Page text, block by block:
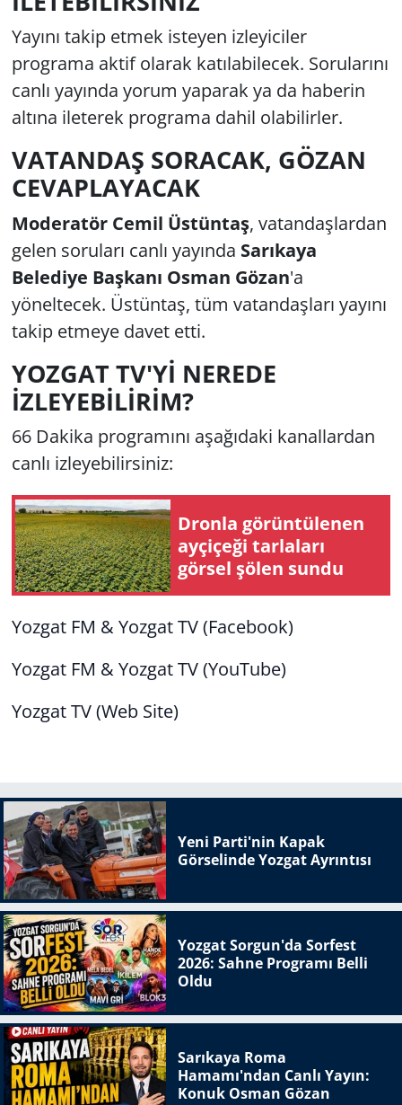
Yayını takip etmek isteyen izleyiciler
programa aktif olarak katılabilecek. Sorularını
canlı yayında yorum yaparak ya da haberin
altına ileterek programa dahil olabilirler.
VATANDAŞ SORACAK, GÖZAN
CEVAPLAYACAK
Moderatör Cemil Üstüntaş, vatandaşlardan
gelen soruları canlı yayında Sarıkaya
Belediye Başkanı Osman Gözan'a
yöneltecek. Üstüntaş, tüm vatandaşları yayını
takip etmeye davet etti.
YOZGAT TV'Yİ NEREDE
İZLEYEBİLİRİM?
66 Dakika programını aşağıdaki kanallardan
canlı izleyebilirsiniz:
Dronla görüntülenen
ayçiçeği tarlaları
görsel şölen sundu
Yozgat FM & Yozgat TV (Facebook)
Yozgat FM & Yozgat TV (YouTube)
Yozgat TV (Web Site)
Yeni Parti'nin Kapak
Görselinde Yozgat Ayrıntısı
Yozgat Sorgun'da Sorfest
2026: Sahne Programı Belli
Oldu
Sarıkaya Roma
Hamamı'ndan Canlı Yayın:
Konuk Osman Gözan